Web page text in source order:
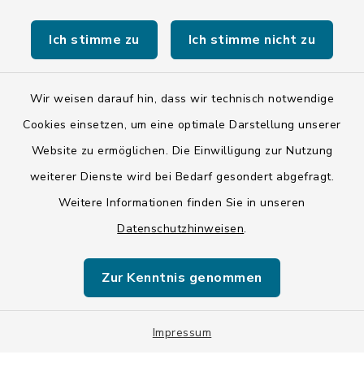
Ich stimme zu Ich stimme nicht zu
Wir weisen darauf hin, dass wir technisch notwendige
Cookies einsetzen, um eine optimale Darstellung unserer
Website zu ermöglichen. Die Einwilligung zur Nutzung
weiterer Dienste wird bei Bedarf gesondert abgefragt.
Weitere Informationen finden Sie in unseren
Datenschutzhinweisen.
Zur Kenntnis genommen
Impressum
Kontakt
Datenschutz
Sitemap